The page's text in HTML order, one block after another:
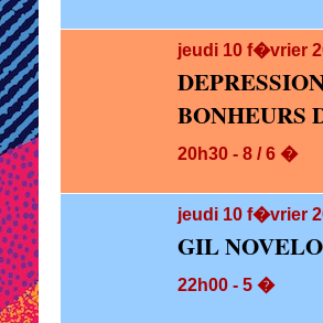
jeudi 10 f�vrier
BONHEURS
20h30 - 8 / 6 �
jeudi 10 f�vrier
GIL NOVELO
22h00 - 5 �